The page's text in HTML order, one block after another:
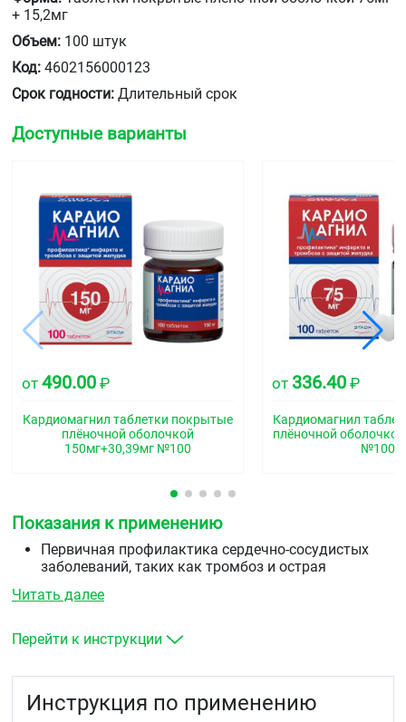
+ 15,2мг
Объем: 100 штук
Код: 4602156000123
Срок годности: Длительный срок
Доступные варианты
от 490.00 ₽
Кардиомагнил таблетки покрытые
плёночной оболочкой
150мг+30,39мг №100
от 336.40 ₽
Кардиомагнил
плёночной
№100
Показания к применению
Первичная профилактика сердечно-сосудистых
заболеваний, таких как тромбоз и острая
риска (например, сахарный диабет,
ожирение, курение, пожилой возраст).
Профилактика повторного инфаркта миокарда и
хирургических вмешательств на сосудах
Читать далее
Перейти к инструкции
Инструкция по применению